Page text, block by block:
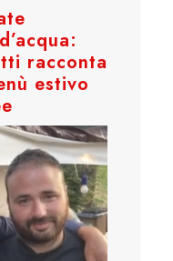
racconta
estivo